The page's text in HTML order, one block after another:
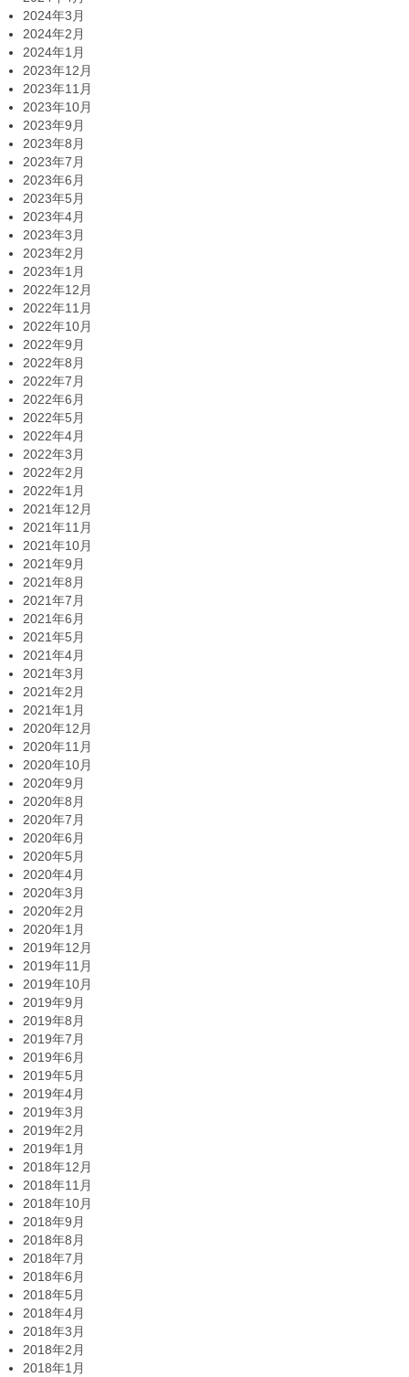
2024年3月
2024年2月
2024年1月
2023年12月
2023年11月
2023年10月
2023年9月
2023年8月
2023年7月
2023年6月
2023年5月
2023年4月
2023年3月
2023年2月
2023年1月
2022年12月
2022年11月
2022年10月
2022年9月
2022年8月
2022年7月
2022年6月
2022年5月
2022年4月
2022年3月
2022年2月
2022年1月
2021年12月
2021年11月
2021年10月
2021年9月
2021年8月
2021年7月
2021年6月
2021年5月
2021年4月
2021年3月
2021年2月
2021年1月
2020年12月
2020年11月
2020年10月
2020年9月
2020年8月
2020年7月
2020年6月
2020年5月
2020年4月
2020年3月
2020年2月
2020年1月
2019年12月
2019年11月
2019年10月
2019年9月
2019年8月
2019年7月
2019年6月
2019年5月
2019年4月
2019年3月
2019年2月
2019年1月
2018年12月
2018年11月
2018年10月
2018年9月
2018年8月
2018年7月
2018年6月
2018年5月
2018年4月
2018年3月
2018年2月
2018年1月